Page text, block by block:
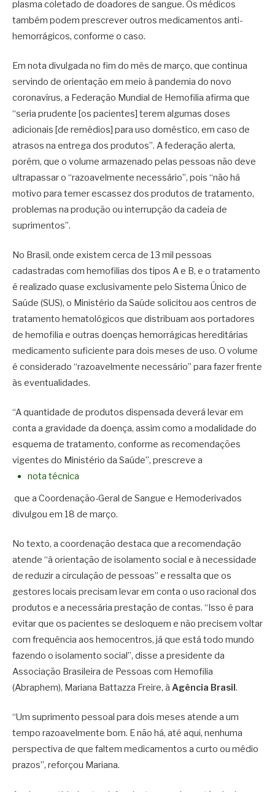
plasma coletado de doadores de sangue. Os médicos
também podem prescrever outros medicamentos anti-
hemorrágicos, conforme o caso.
Em nota divulgada no fim do mês de março, que continua
servindo de orientação em meio à pandemia do novo
coronavírus, a Federação Mundial de Hemofilia afirma que
“seria prudente [os pacientes] terem algumas doses
adicionais [de remédios] para uso doméstico, em caso de
atrasos na entrega dos produtos”. A federação alerta,
porém, que o volume armazenado pelas pessoas não deve
ultrapassar o “razoavelmente necessário”, pois “não há
motivo para temer escassez dos produtos de tratamento,
problemas na produção ou interrupção da cadeia de
suprimentos”.
No Brasil, onde existem cerca de 13 mil pessoas
cadastradas com hemofilias dos tipos A e B, e o tratamento
é realizado quase exclusivamente pelo Sistema Único de
Saúde (SUS), o Ministério da Saúde solicitou aos centros de
tratamento hematológicos que distribuam aos portadores
de hemofilia e outras doenças hemorrágicas hereditárias
medicamento suficiente para dois meses de uso. O volume
é considerado “razoavelmente necessário” para fazer frente
às eventualidades.
“A quantidade de produtos dispensada deverá levar em
conta a gravidade da doença, assim como a modalidade do
esquema de tratamento, conforme as recomendações
vigentes do Ministério da Saúde”, prescreve a
nota técnica
que a Coordenação-Geral de Sangue e Hemoderivados
divulgou em 18 de março.
No texto, a coordenação destaca que a recomendação
atende “à orientação de isolamento social e à necessidade
de reduzir a circulação de pessoas” e ressalta que os
gestores locais precisam levar em conta o uso racional dos
produtos e a necessária prestação de contas. “Isso é para
evitar que os pacientes se desloquem e não precisem voltar
com frequência aos hemocentros, já que está todo mundo
fazendo o isolamento social”, disse a presidente da
Associação Brasileira de Pessoas com Hemofilia
(Abraphem), Mariana Battazza Freire, à Agência Brasil.
“Um suprimento pessoal para dois meses atende a um
tempo razoavelmente bom. E não há, até aqui, nenhuma
perspectiva de que faltem medicamentos a curto ou médio
prazos”, reforçou Mariana.